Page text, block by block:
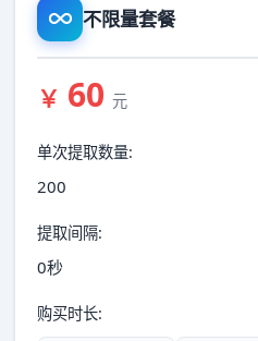
不限量套餐
￥ 60 元
单次提取数量:
200
提取间隔:
0秒
购买时长: